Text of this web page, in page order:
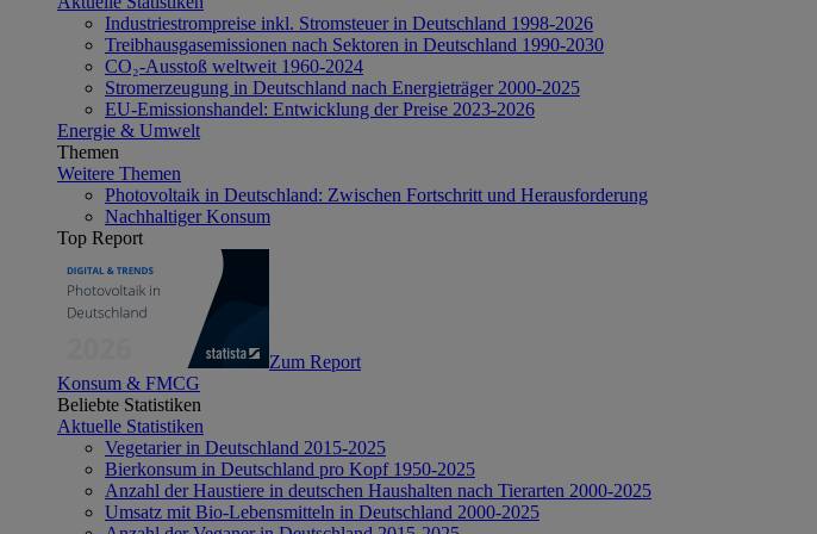
Industriestrompreise inkl. Stromsteuer in Deutschland 1998-2026
Treibhausgasemissionen nach Sektoren in Deutschland 1990-2030
CO₂-Ausstoß weltweit 1960-2024
Stromerzeugung in Deutschland nach Energieträger 2000-2025
EU-Emissionshandel: Entwicklung der Preise 2023-2026
Energie & Umwelt
Themen
Weitere Themen
Photovoltaik in Deutschland: Zwischen Fortschritt und Herausforderung
Nachhaltiger Konsum
Top Report
Zum Report
Konsum & FMCG
Beliebte Statistiken
Aktuelle Statistiken
Vegetarier in Deutschland 2015-2025
Bierkonsum in Deutschland pro Kopf 1950-2025
Anzahl der Haustiere in deutschen Haushalten nach Tierarten 2000-2025
Umsatz mit Bio-Lebensmitteln in Deutschland 2000-2025